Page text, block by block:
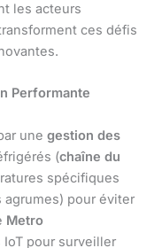
les acteurs
ces défis
Performante
une gestion des
(chaîne du
spécifiques
agrumes) pour éviter
Metro
pour surveiller